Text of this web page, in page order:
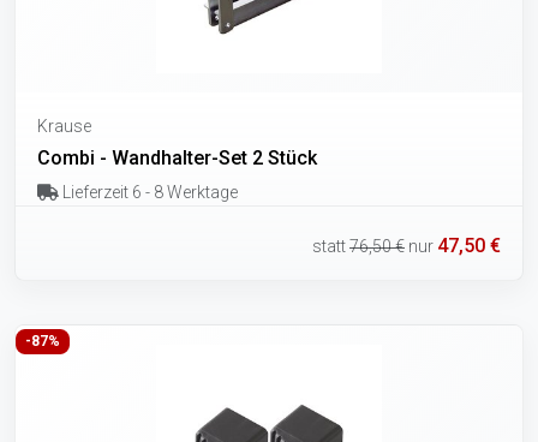
Krause
Combi - Wandhalter-Set 2 Stück
Lieferzeit 6 - 8 Werktage
statt76,50 € nur 47,50 €
-87%